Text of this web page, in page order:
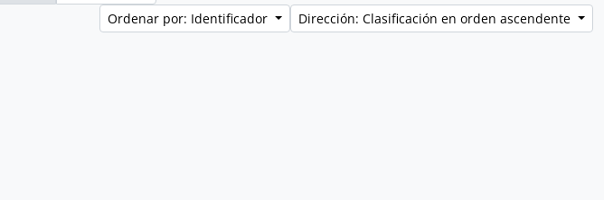
Ordenar por: Identificador
Dirección: Clasificación en orden ascendente